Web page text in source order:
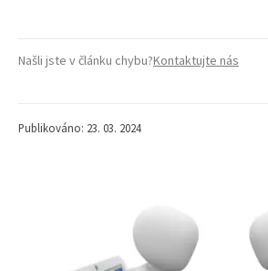
Našli jste v článku chybu?Kontaktujte nás
Publikováno: 23. 03. 2024